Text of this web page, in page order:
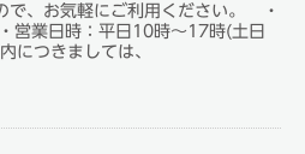
、お気軽にご利用ください。
・
・営業日時：平日10時～17時(土日
につきましては、